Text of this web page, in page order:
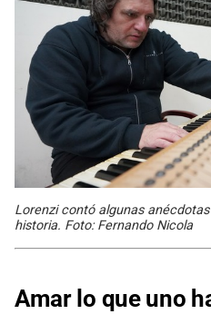
Lorenzi contó algunas
historia. Foto: Fernando Nicola
Amar lo que uno